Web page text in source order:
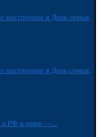
настроение в День семьи,
настроение в День семьи,
в РФ и мире —...